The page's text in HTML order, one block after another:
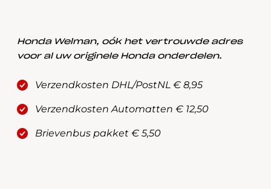
Honda Welman, oók het vertrouwde adres
voor al uw originele Honda onderdelen.
Verzendkosten DHL/PostNL € 8,95
Verzendkosten Automatten € 12,50
Brievenbus pakket € 5,50